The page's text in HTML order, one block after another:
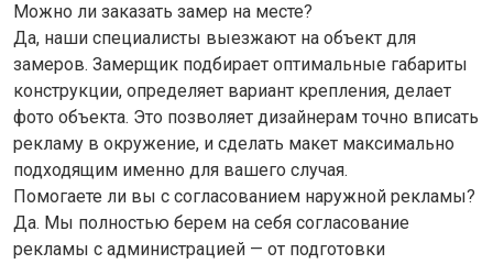
Можно ли заказать замер на месте?
Да, наши специалисты выезжают на объект для
замеров. Замерщик подбирает оптимальные габариты
конструкции, определяет вариант крепления, делает
фото объекта. Это позволяет дизайнерам точно вписать
рекламу в окружение, и сделать макет максимально
подходящим именно для вашего случая.
Помогаете ли вы с согласованием наружной рекламы?
Да. Мы полностью берем на себя согласование
рекламы с администрацией — от подготовки